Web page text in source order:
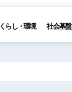
くらし・環境 社会基盤